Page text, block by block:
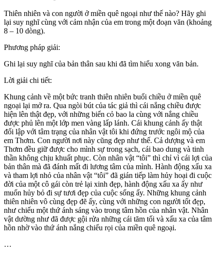
Thiên nhiên và con người ở miền quê ngoại như thế nào? Hãy ghi
lại suy nghĩ cùng với cảm nhận của em trong một đoạn văn (khoảng
8 – 10 dòng).
Phương pháp giải:
Ghi lại suy nghĩ của bản thân sau khi đã tìm hiểu xong văn bản.
Lời giải chi tiết:
Khung cảnh về một bức tranh thiên nhiên buổi chiều ở miền quê
ngoại lại mở ra. Qua ngòi bút của tác giả thì cái nắng chiều được
hiện lên thật đẹp, với những biển cỏ bao la cùng với nắng chiều
được phủ lên một lớp men vàng lấp lánh. Cái khung cảnh ấy thật
đối lập với tâm trạng của nhân vật tôi khi đứng trước ngôi mộ của
em Thơm. Con người nơi này cũng đẹp như thế. Cả dượng và em
Thơm đều giữ được cho mình sự trong sạch, cái bao dung và tinh
thần không chịu khuất phục. Còn nhân vật “tôi” thì chỉ vì cái lợi của
bản thân mà đã đánh mất đi lương tâm của mình. Hành động xấu xa
và tham lợi nhỏ của nhân vật “tôi” đã gián tiếp làm hủy hoại đi cuộc
đời của một cô gái còn trẻ lại xinh đẹp, hành động xấu xa ấy như
muốn hủy bỏ đi sự tươi đẹp của cuộc sống ấy. Những khung cảnh
thiên nhiên vô cùng đẹp đẽ ấy, cùng với những con người tốt đẹp,
như chiếu một thứ ánh sáng vào trong tâm hồn của nhân vật. Nhân
vật dường như đã được gội rửa những cái tăm tối và xấu xa của tâm
hồn nhờ vào thứ ánh nắng chiếu rọi của miền quê ngoại.
…